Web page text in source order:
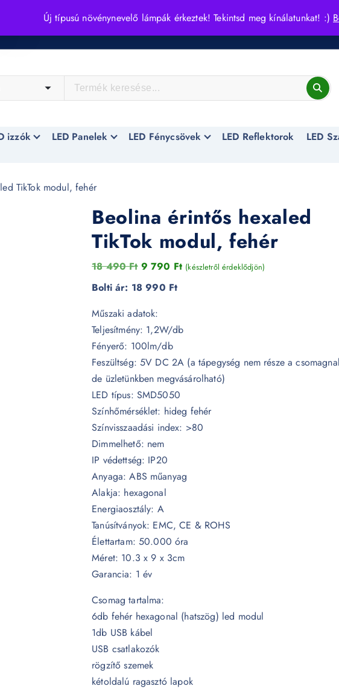
Új típusú növénynevelő lámpák érkeztek! Tekintsd meg kínálatunkat! :)
izzók LED Panelek LED Fénycsövek LED Reflektorok LED
TikTok modul, fehér
Beolina érintős hexaled
TikTok modul, fehér
18 490Ft O
r
g
i
n
a
l
p
r
i
c
e
w
a
s
:
1
8
4
0
F
t
.
9 790 FtC
e
t
p
i
c
s
7
9
0
.
(készletről érdeklődjön)
Bolti ár: 18 990 Ft
Műszaki adatok:
Teljesítmény: 1,2W/db
Fényerő: 100lm/db
Feszültség: 5V DC 2A (a tápegység nem része a
de üzletünkben megvásárolható)
LED típus: SMD5050
Színhőmérséklet: hideg fehér
Színvisszaadási index: >80
Dimmelhető: nem
IP védettség: IP20
Anyaga: ABS műanyag
Alakja: hexagonal
Energiaosztály: A
Tanúsítványok: EMC, CE & ROHS
Élettartam: 50.000 óra
Méret: 10.3 x 9 x 3cm
Garancia: 1 év
Csomag tartalma:
6db fehér hexagonal (hatszög) led modul
1db USB kábel
USB csatlakozók
rögzítő szemek
kétoldalú ragasztó lapok